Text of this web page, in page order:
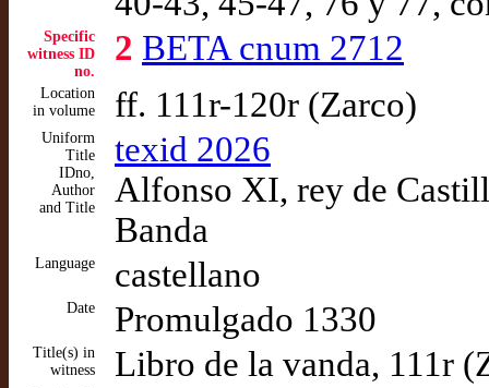
Specific
witness ID
no.
2 BETA cnum 2712
Location
in volume
ff. 111r-120r (Zarco)
Uniform
Title
IDno,
Author
and Title
texid 2026
Alfonso XI, rey de
Banda
Language castellano
Date Promulgado 1330
Title(s) in
witness
Libro de la vanda, 111r